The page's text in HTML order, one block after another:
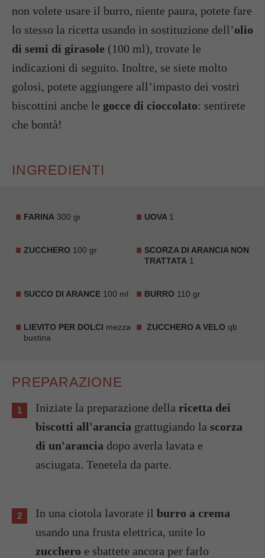
non volete usare il burro, niente paura, potete fare
lo stesso la ricetta usando in sostituzione dell’olio
di semi di girasole (100 ml), trovate le
indicazioni di seguito. Inoltre, se siete molto
golosi, potete aggiungere all’impasto dei vostri
biscottini anche le gocce di cioccolato: sentirete
che bontà!
INGREDIENTI
FARINA 300 gr UOVA 1
ZUCCHERO 100 gr
SCORZA DI ARANCIA NON
TRATTATA 1
SUCCO DI ARANCE 100 ml BURRO 110 gr
LIEVITO PER DOLCI mezza
bustina
ZUCCHERO A VELO qb
PREPARAZIONE
Iniziate la preparazione della ricetta dei
biscotti all'arancia grattugiando la scorza
di un'arancia dopo averla lavata e
asciugata. Tenetela da parte.
In una ciotola lavorate il burro a crema
usando una frusta elettrica, unite lo
zucchero e sbattete ancora per farlo